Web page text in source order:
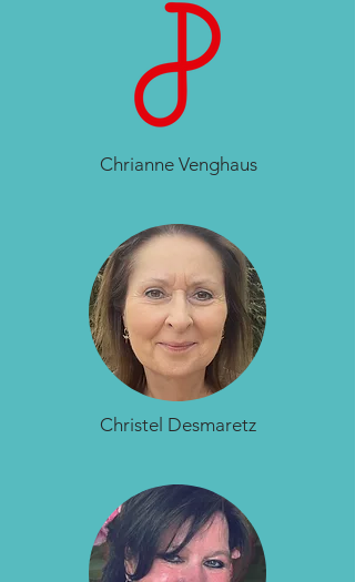
Chrianne Venghaus
Christel Desmaretz